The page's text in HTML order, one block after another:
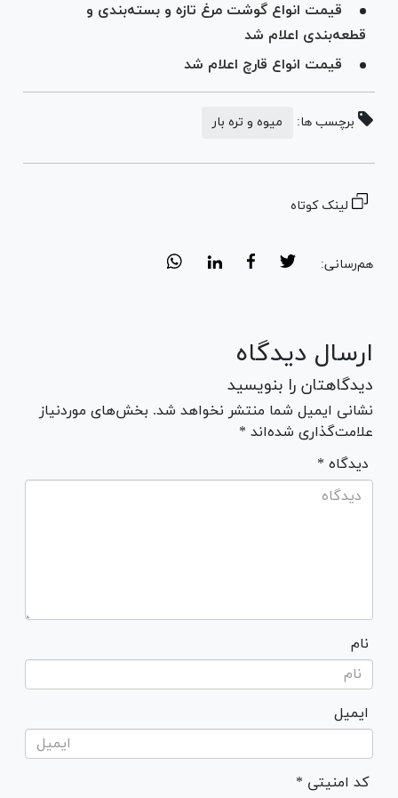
قیمت انواع گوشت مرغ تازه و بسته‌بندی و
قطعه‌بندی اعلام شد
قیمت انواع قارچ اعلام شد
برچسب ها: میوه و تره بار
لینک کوتاه
هم‌رسانی:
ارسال دیدگاه
دیدگاهتان را بنویسید
نشانی ایمیل شما منتشر نخواهد شد. بخش‌های موردنیاز
علامت‌گذاری شده‌اند *
* دیدگاه
نام
ایمیل
* کد امنیتی